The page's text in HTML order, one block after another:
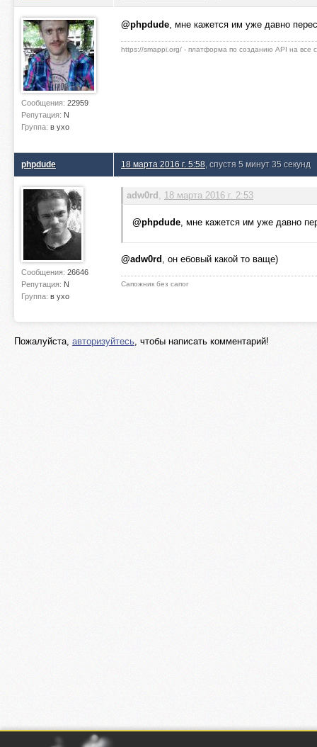
Сообщения: 22959
Репутация: N
Группа: в ухо
@phpdude, мне кажется им уже давно
https://smappi.org/ - платформа по созданию API на все
phpdude
Сообщения: 26646
Репутация: N
Группа: в ухо
18 марта 2016 г. 5:58 , спустя 5 минут 35 секунд
adw0rd , 18 марта 2016 г. 2:53
@phpdude, мне кажется им уже давно
@adw0rd , он ебовый какой то ваще)
Сапожник без сапог
Пожалуйста, авторизуйтесь, чтобы написать комментарий!